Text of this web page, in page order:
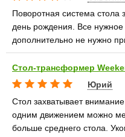
Поворотная система стола
день рождения. Все нужное
дополнительно не нужно
Стол-трансформер
Юрий
Стол захватывает
одним движением можно
больше среднего стола.